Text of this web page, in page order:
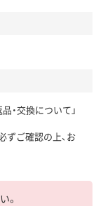
・交換について」
ずご確認の上、お
。